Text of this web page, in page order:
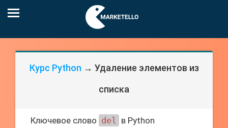
Курс Python → Удаление элементов из
списка
Ключевое слово del в Python